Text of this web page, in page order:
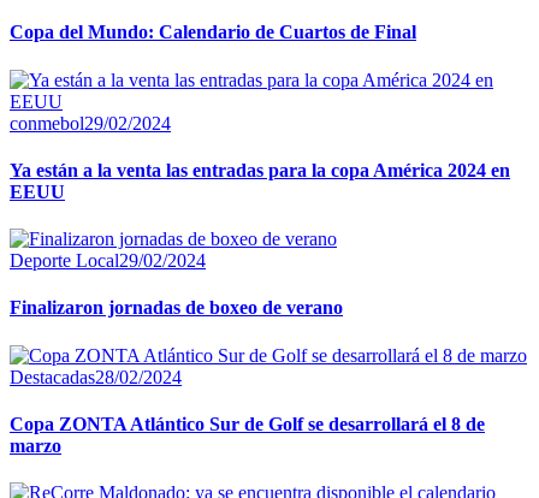
Copa del Mundo: Calendario de Cuartos de Final
conmebol29/02/2024
Ya están a la venta las entradas para la copa América 2024 en
EEUU
Deporte Local29/02/2024
Finalizaron jornadas de boxeo de verano
Destacadas28/02/2024
Copa ZONTA Atlántico Sur de Golf se desarrollará el 8 de
marzo